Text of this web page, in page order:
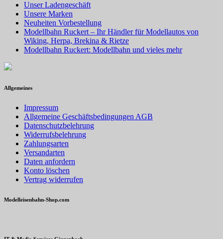
Unser Ladengeschäft
Unsere Marken
Neuheiten Vorbestellung
Modellbahn Ruckert – Ihr Händler für Modellautos von
Wiking, Herpa, Brekina & Rietze
Modellbahn Ruckert: Modellbahn und vieles mehr
Allgemeines
Impressum
Allgemeine Geschäftsbedingungen AGB
Datenschutzbelehrung
Widerrufsbelehrung
Zahlungsarten
Versandarten
Daten anfordern
Konto löschen
Vertrag widerrufen
Modelleisenbahn-Shop.com